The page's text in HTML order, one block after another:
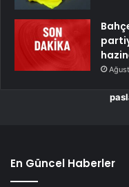
En Güncel Haberler